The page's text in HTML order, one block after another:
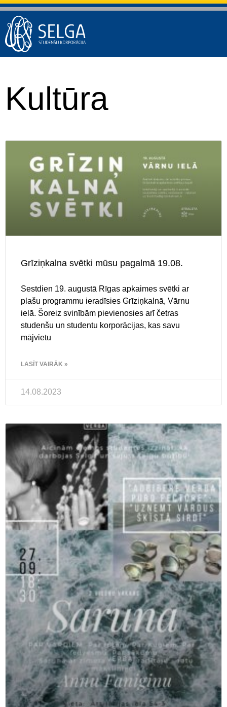
Kultūra
Grīziņkalna svētki mūsu pagalmā 19.08.
Sestdien 19. augustā Rīgas apkaimes svētki ar
plašu programmu ieradīsies Grīziņkalnā, Vārnu
ielā. Šoreiz svinībām pievienosies arī četras
studenšu un studentu korporācijas, kas savu
mājvietu
LASĪT VAIRĀK »
14.08.2023